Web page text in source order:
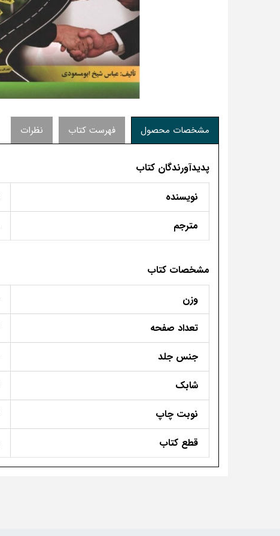
مشخصات محصول فهرست کتاب نظرات
پدیدآورندگان کتاب
نویسنده
مترجم
مشخصات کتاب
وزن
تعداد صفحه
جنس جلد
شابک
نوبت چاپ
قطع کتاب